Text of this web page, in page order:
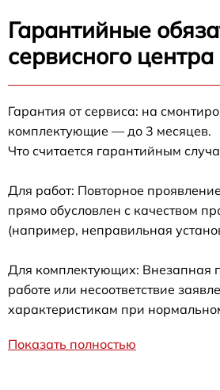
Гарантийные
сервисного
Гарантия от сервиса: на
комплектующие — до 3 месяцев.
Что считается гарантийным
Для работ: Повторное
прямо обусловлен с качеством
(например, неправильная
Для комплектующих: Внезапная
работе или несоответствие
характеристикам при
Показать полностью